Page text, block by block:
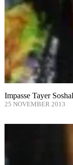
Impasse Tayer
25 NOVEMBER 2013